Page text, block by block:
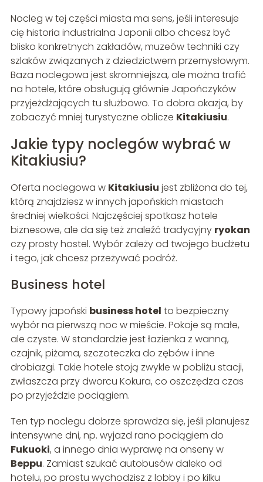
Nocleg w tej części miasta ma sens, jeśli interesuje
cię historia industrialna Japonii albo chcesz być
blisko konkretnych zakładów, muzeów techniki czy
szlaków związanych z dziedzictwem przemysłowym.
Baza noclegowa jest skromniejsza, ale można trafić
na hotele, które obsługują głównie Japończyków
przyjeżdżających tu służbowo. To dobra okazja, by
zobaczyć mniej turystyczne oblicze Kitakiusiu.
Jakie typy noclegów wybrać w
Kitakiusiu?
Oferta noclegowa w Kitakiusiu jest zbliżona do tej,
którą znajdziesz w innych japońskich miastach
średniej wielkości. Najczęściej spotkasz hotele
biznesowe, ale da się też znaleźć tradycyjny ryokan
czy prosty hostel. Wybór zależy od twojego budżetu
i tego, jak chcesz przeżywać podróż.
Business hotel
Typowy japoński business hotel to bezpieczny
wybór na pierwszą noc w mieście. Pokoje są małe,
ale czyste. W standardzie jest łazienka z wanną,
czajnik, piżama, szczoteczka do zębów i inne
drobiazgi. Takie hotele stoją zwykle w pobliżu stacji,
zwłaszcza przy dworcu Kokura, co oszczędza czas
po przyjeździe pociągiem.
Ten typ noclegu dobrze sprawdza się, jeśli planujesz
intensywne dni, np. wyjazd rano pociągiem do
Fukuoki, a innego dnia wyprawę na onseny w
Beppu. Zamiast szukać autobusów daleko od
hotelu, po prostu wychodzisz z lobby i po kilku